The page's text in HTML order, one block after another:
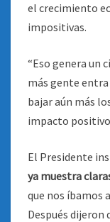
el crecimiento
impositivas.
“Eso genera un
más gente
bajar aún más
impacto positivo
El Presidente
ya muestra
que nos íbamos
Después dijeron